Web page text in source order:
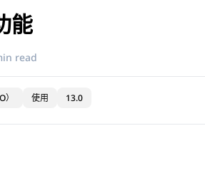
能
read
使用 13.0